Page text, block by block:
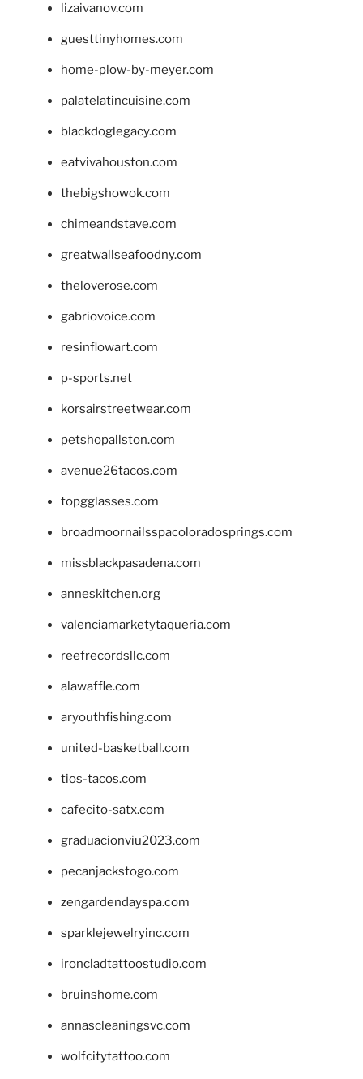
lizaivanov.com
guesttinyhomes.com
home-plow-by-meyer.com
palatelatincuisine.com
blackdoglegacy.com
eatvivahouston.com
thebigshowok.com
chimeandstave.com
greatwallseafoodny.com
theloverose.com
gabriovoice.com
resinflowart.com
p-sports.net
korsairstreetwear.com
petshopallston.com
avenue26tacos.com
topgglasses.com
broadmoornailsspacoloradosprings.com
missblackpasadena.com
anneskitchen.org
valenciamarketytaqueria.com
reefrecordsllc.com
alawaffle.com
aryouthfishing.com
united-basketball.com
tios-tacos.com
cafecito-satx.com
graduacionviu2023.com
pecanjackstogo.com
zengardendayspa.com
sparklejewelryinc.com
ironcladtattoostudio.com
bruinshome.com
annascleaningsvc.com
wolfcitytattoo.com